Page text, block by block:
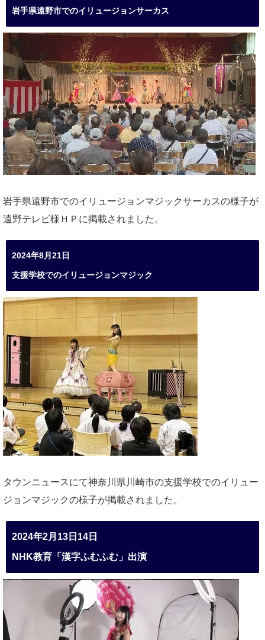
岩手県遠野市でのイリュージョンサーカス
岩手県遠野市でのイリュージョンマジックサーカスの様子が
遠野テレビ様ＨＰに掲載されました。
2024年8月21日
支援学校でのイリュージョンマジック
タウンニュースにて神奈川県川崎市の支援学校でのイリュー
ジョンマジックの様子が掲載されました。
2024年2月13日14日
NHK教育「漢字ふむふむ」出演